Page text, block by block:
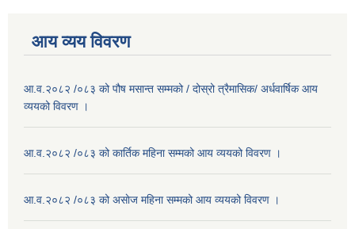
आय व्यय विवरण
आ.व.२०८२ /०८३ को पौष मसान्त सम्मको / दोस्रो त्रैमासिक/ अर्धवार्षिक आय
व्ययको विवरण ।
आ.व.२०८२ /०८३ को कार्तिक महिना सम्मको आय व्ययको विवरण ।
आ.व.२०८२ /०८३ को असाेज महिना सम्मको आय व्ययको विवरण ।